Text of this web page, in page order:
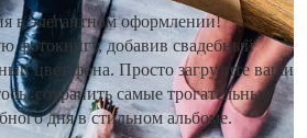
в элегантном оформлении!
фотокнигу, добавив свадебный
цвет фона. Просто загрузите ваши
сохранить самые трогательные
дня в стильном альбоме.